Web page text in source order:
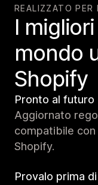
REALIZZATO PER
I
mondo
Shopify
Pronto al futuro
Aggiornato
compatibile
Shopify.
Provalo prima